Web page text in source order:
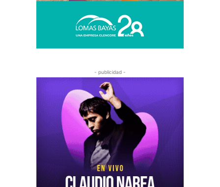
- publicidad -